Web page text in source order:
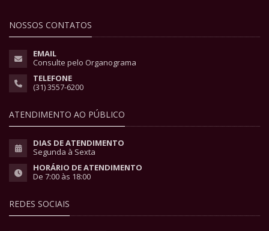
NOSSOS CONTATOS
EMAIL
Consulte pelo Organograma
TELEFONE
(31) 3557-6200
ATENDIMENTO AO PÚBLICO
DIAS DE ATENDIMENTO
Segunda à Sexta
HORÁRIO DE ATENDIMENTO
De 7:00 às 18:00
REDES SOCIAIS